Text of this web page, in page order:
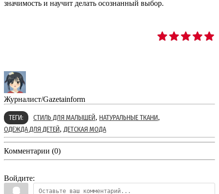
значимость и научит делать осознанный выбор.
Журналист/Gazetainform
ТЕГИ: СТИЛЬ ДЛЯ МАЛЫШЕЙ, НАТУРАЛЬНЫЕ ТКАНИ,
ОДЕЖДА ДЛЯ ДЕТЕЙ, ДЕТСКАЯ МОДА
Комментарии (0)
Войдите: